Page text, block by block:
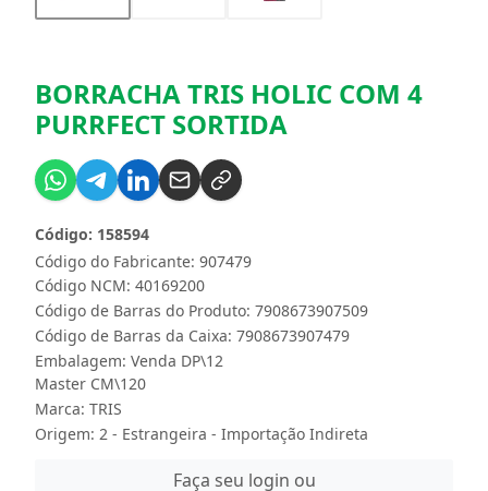
BORRACHA TRIS HOLIC COM 4
PURRFECT SORTIDA
Código do Fabricante: 907479
Código: 158594
Código NCM: 40169200
Código de Barras do Produto: 7908673907509
Código de Barras da Caixa: 7908673907479
Embalagem: Venda DP\12
Master CM\120
Marca: TRIS
Origem: 2 - Estrangeira - Importação Indireta
Faça seu login ou